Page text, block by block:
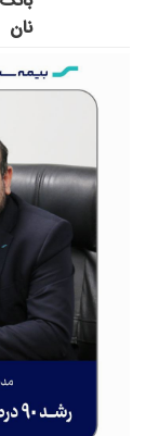
نان